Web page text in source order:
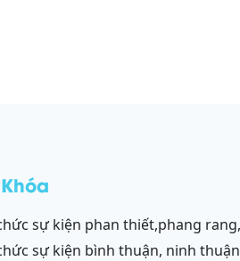
hy,cam ranh
sự kiện bình thuận, ninh thuận